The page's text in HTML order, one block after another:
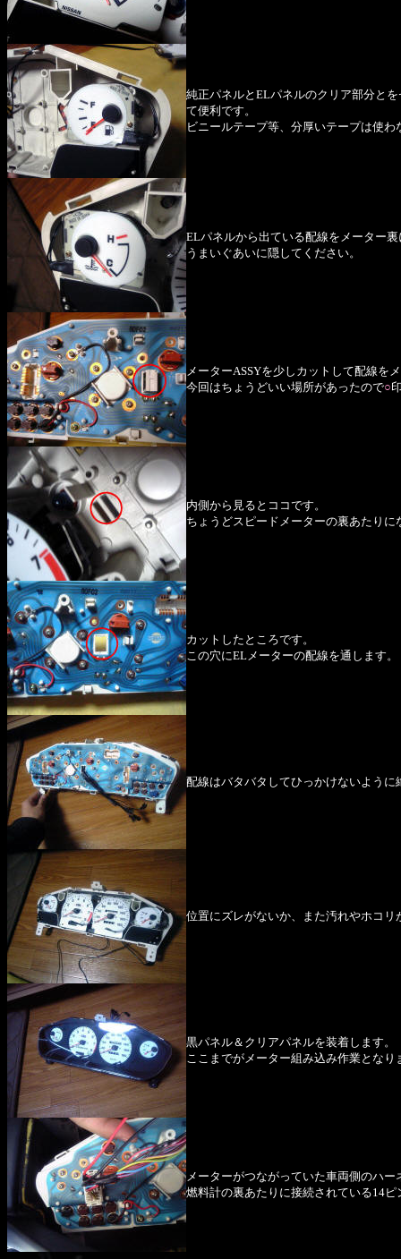
純正パネルとELパネルのクリア部分と
て便利です。
ビニールテープ等、分厚いテープは使
ELパネルから出ている配線をメーター
うまいぐあいに隠してください。
メーターASSYを少しカットして配線を
今回はちょうどいい場所があったので○
内側から見るとココです。
ちょうどスピードメーターの裏あたりに
カットしたところです。
この穴にELメーターの配線を通します。
配線はバタバタしてひっかけないよう
位置にズレがないか、また汚れやホコリ
黒パネル＆クリアパネルを装着します。
ここまでがメーター組み込み作業となり
メーターがつながっていた車両側のハ
燃料計の裏あたりに接続されている14